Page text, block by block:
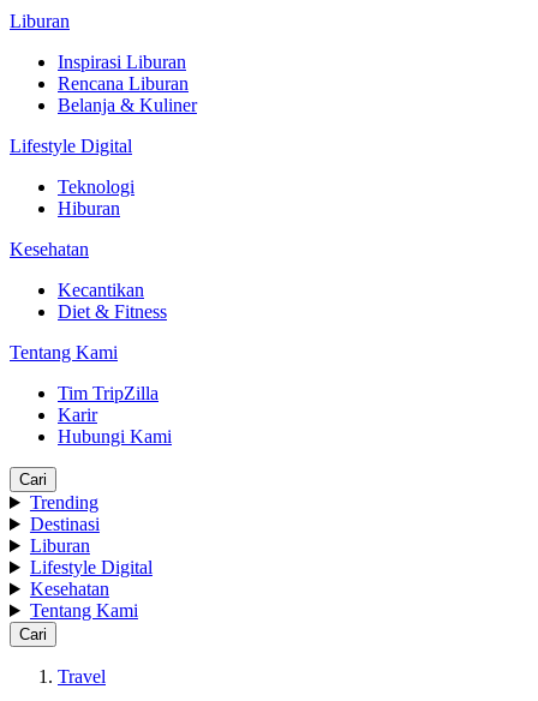
Liburan
Inspirasi Liburan
Rencana Liburan
Belanja & Kuliner
Lifestyle Digital
Teknologi
Hiburan
Kesehatan
Kecantikan
Diet & Fitness
Tentang Kami
Tim TripZilla
Karir
Hubungi Kami
Cari
Trending
Destinasi
Liburan
Lifestyle Digital
Kesehatan
Tentang Kami
Cari
Travel